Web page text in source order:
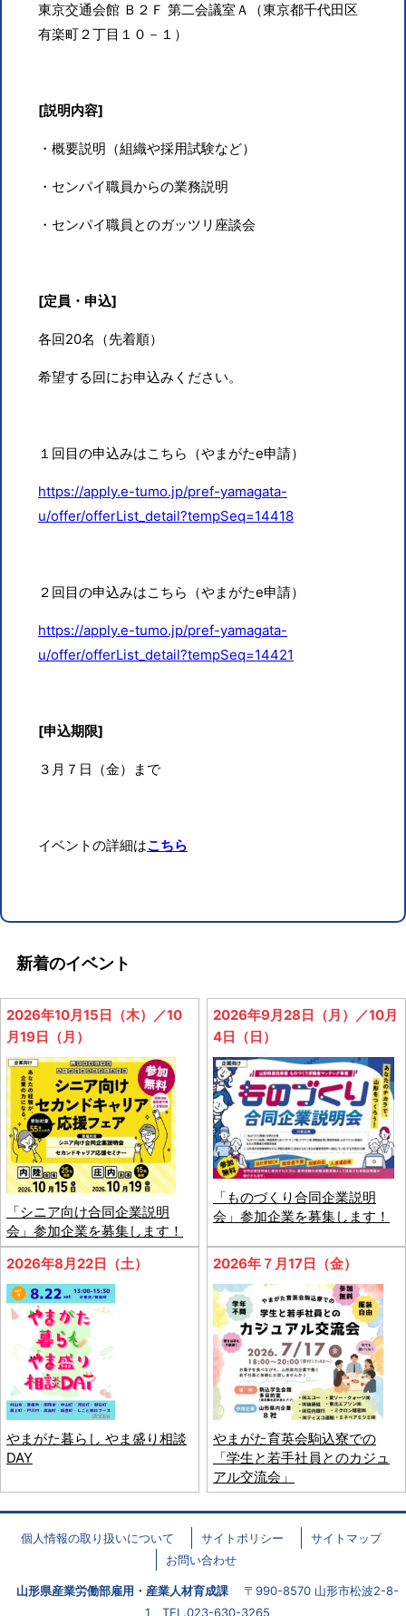
東京交通会館 Ｂ２Ｆ 第二会議室Ａ（東京都千代田区
有楽町２丁目１０－１）
[説明内容]
・概要説明（組織や採用試験など）
・センパイ職員からの業務説明
・センパイ職員とのガッツリ座談会
[定員・申込]
各回20名（先着順）
希望する回にお申込みください。
１回目の申込みはこちら（やまがたe申請）
https://apply.e-tumo.jp/pref-yamagata-
u/offer/offerList_detail?tempSeq=14418
２回目の申込みはこちら（やまがたe申請）
https://apply.e-tumo.jp/pref-yamagata-
u/offer/offerList_detail?tempSeq=14421
[申込期限]
３月７日（金）まで
イベントの詳細はこちら
新着のイベント
2026年10月15日（木）／10
月19日（月）
「シニア向け合同企業説明
会」参加企業を募集します！
2026年9月28日（月）／10月
4日（日）
「ものづくり合同企業説明
会」参加企業を募集します！
2026年8月22日（土）
やまがた暮らし やま盛り相談
DAY
2026年７月17日（金）
やまがた育英会駒込寮での
「学生と若手社員とのカジュ
アル交流会」
個人情報の取り扱いについて サイトポリシー
サイトマップ
お問い合わせ
山形県産業労働部雇用・産業人材育成課 〒990-8570 山形市松波2-8-
1 TEL.023-630-3265